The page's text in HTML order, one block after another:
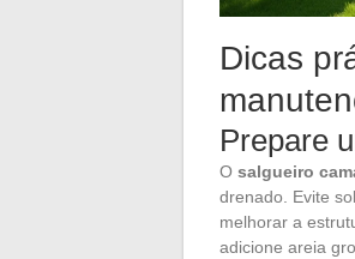
Dicas
Prepare
O salgueiro
drenado. Evite
melhorar a
adicione areia